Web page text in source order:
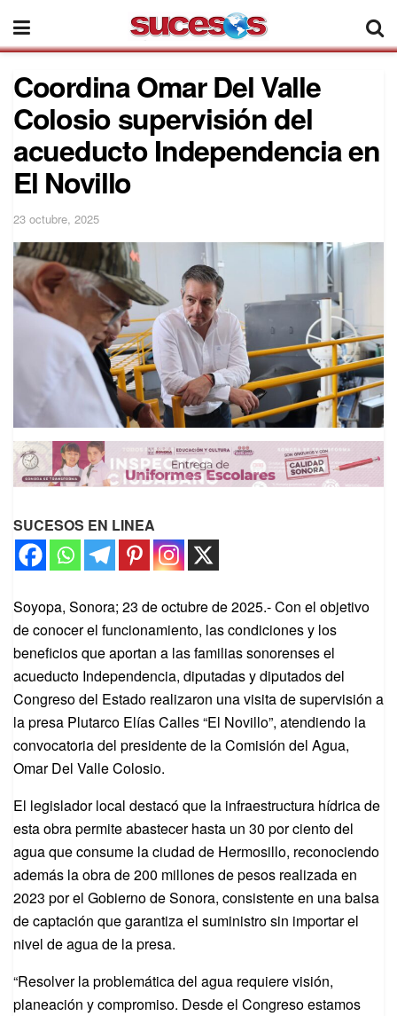
Coordina Omar Del Valle
Colosio supervisión del
acueducto Independencia en
El Novillo
23 octubre, 2025
SUCESOS EN LINEA
Soyopa, Sonora; 23 de octubre de 2025.- Con el objetivo
de conocer el funcionamiento, las condiciones y los
beneficios que aportan a las familias sonorenses el
acueducto Independencia, diputadas y diputados del
Congreso del Estado realizaron una visita de supervisión a
la presa Plutarco Elías Calles “El Novillo”, atendiendo la
convocatoria del presidente de la Comisión del Agua,
Omar Del Valle Colosio.
El legislador local destacó que la infraestructura hídrica de
esta obra permite abastecer hasta un 30 por ciento del
agua que consume la ciudad de Hermosillo, reconociendo
además la obra de 200 millones de pesos realizada en
2023 por el Gobierno de Sonora, consistente en una balsa
de captación que garantiza el suministro sin importar el
nivel de agua de la presa.
“Resolver la problemática del agua requiere visión,
planeación y compromiso. Desde el Congreso estamos